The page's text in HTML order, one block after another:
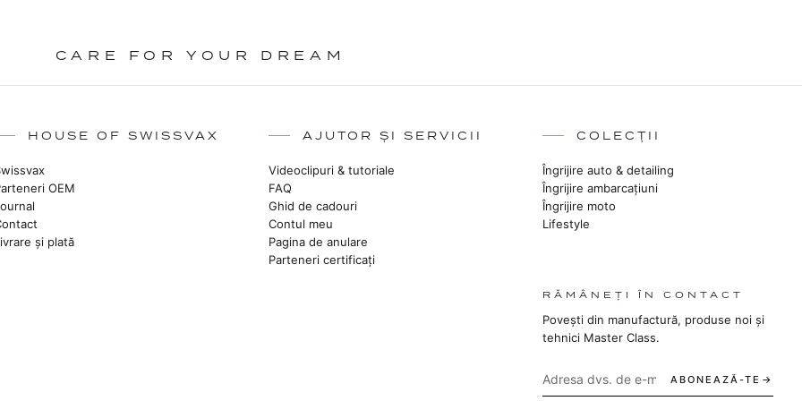
CARE FOR YOUR DREAM
HOUSE OF SWISSVAX
OEM
și plată
AJUTOR ȘI SERVICII
Videoclipuri & tutoriale
FAQ
Ghid de cadouri
Contul meu
Pagina de anulare
Parteneri certificați
COLECȚII
Îngrijire auto & detailing
Îngrijire ambarcațiuni
Îngrijire moto
Lifestyle
RĂMÂNEȚI ÎN CONTACT
Povești din manufactură, produse noi și
tehnici Master Class.
ABONEAZĂ-TE